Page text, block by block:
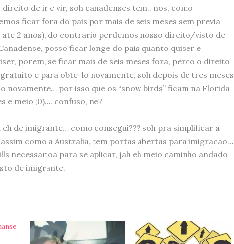
de ir e vir, soh canadenses tem.. nos, como
ficar fora do pais por mais de seis meses sem previa
ate 2 anos), do contrario perdemos nosso direito/visto de
posso ficar longe do pais quanto quiser e
porem, se ficar mais de seis meses fora, perco o direito
e para obte-lo novamente, soh depois de tres meses
novamente… por isso que os “snow birds” ficam na Florida
e meio ;0)…. confuso, ne?
de imigrante… como consegui??? soh pra simplificar a
como a Australia, tem portas abertas para imigracao…
necessarioa para se aplicar, jah eh meio caminho andado
de imigrante.